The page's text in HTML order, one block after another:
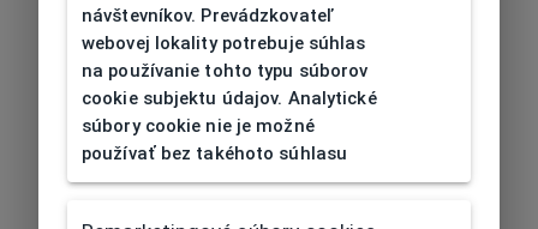
návštevníkov. Prevádzkovateľ
webovej lokality potrebuje súhlas
na používanie tohto typu súborov
cookie subjektu údajov. Analytické
súbory cookie nie je možné
používať bez takéhoto súhlasu